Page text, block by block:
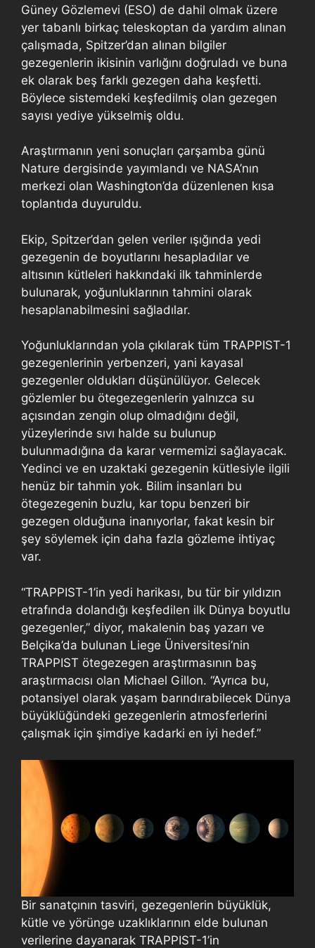
Güney Gözlemevi (ESO) de dahil olmak üzere
yer tabanlı birkaç teleskoptan da yardım alınan
çalışmada, Spitzer’dan alınan bilgiler
gezegenlerin ikisinin varlığını doğruladı ve buna
ek olarak beş farklı gezegen daha keşfetti.
Böylece sistemdeki keşfedilmiş olan gezegen
sayısı yediye yükselmiş oldu.
Araştırmanın yeni sonuçları çarşamba günü
Nature dergisinde yayımlandı ve NASA’nın
merkezi olan Washington’da düzenlenen kısa
toplantıda duyuruldu.
Ekip, Spitzer’dan gelen veriler ışığında yedi
gezegenin de boyutlarını hesapladılar ve
altısının kütleleri hakkındaki ilk tahminlerde
bulunarak, yoğunluklarının tahmini olarak
hesaplanabilmesini sağladılar.
Yoğunluklarından yola çıkılarak tüm TRAPPIST-1
gezegenlerinin yerbenzeri, yani kayasal
gezegenler oldukları düşünülüyor. Gelecek
gözlemler bu ötegezegenlerin yalnızca su
açısından zengin olup olmadığını değil,
yüzeylerinde sıvı halde su bulunup
bulunmadığına da karar vermemizi sağlayacak.
Yedinci ve en uzaktaki gezegenin kütlesiyle ilgili
henüz bir tahmin yok. Bilim insanları bu
ötegezegenin buzlu, kar topu benzeri bir
gezegen olduğuna inanıyorlar, fakat kesin bir
şey söylemek için daha fazla gözleme ihtiyaç
var.
“TRAPPIST-1’in yedi harikası, bu tür bir yıldızın
etrafında dolandığı keşfedilen ilk Dünya boyutlu
gezegenler,” diyor, makalenin baş yazarı ve
Belçika’da bulunan Liege Üniversitesi’nin
TRAPPIST ötegezegen araştırmasının baş
araştırmacısı olan Michael Gillon. “Ayrıca bu,
potansiyel olarak yaşam barındırabilecek Dünya
büyüklüğündeki gezegenlerin atmosferlerini
çalışmak için şimdiye kadarki en iyi hedef.”
Bir sanatçının tasviri, gezegenlerin büyüklük,
kütle ve yörünge uzaklıklarının elde bulunan
verilerine dayanarak TRAPPIST-1’in